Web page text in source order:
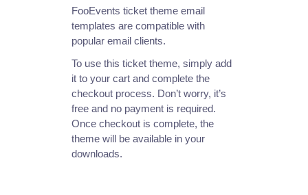
FooEvents ticket theme email
templates are compatible with
popular email clients.
To use this ticket theme, simply add
it to your cart and complete the
checkout process. Don’t worry, it’s
free and no payment is required.
Once checkout is complete, the
theme will be available in your
downloads.